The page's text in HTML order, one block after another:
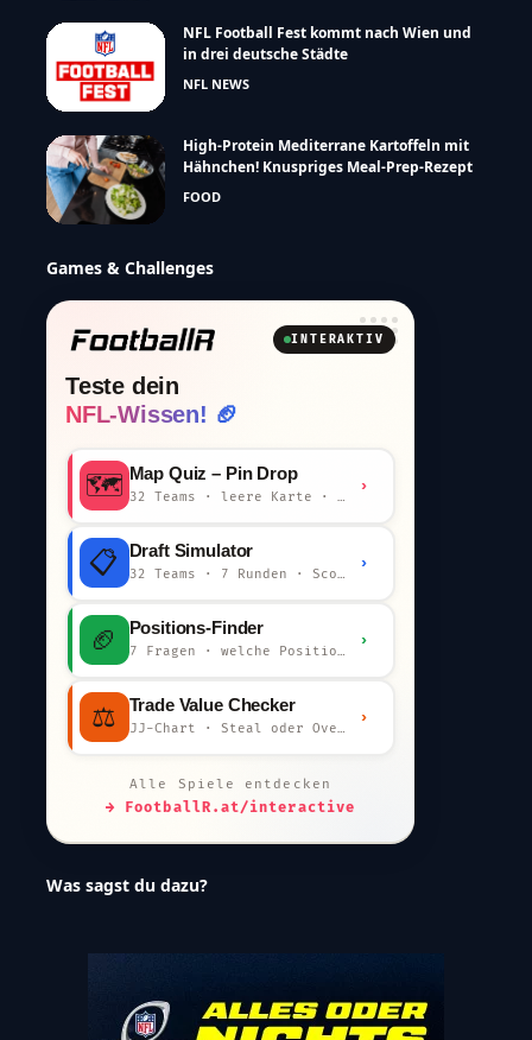
NFL Football Fest kommt nach Wien und
in drei deutsche Städte
NFL NEWS
High-Protein Mediterrane Kartoffeln mit
Hähnchen! Knuspriges Meal-Prep-Rezept
FOOD
Games & Challenges
INTERAKTIV
Teste dein
NFL-Wissen! 🏈
🗺️ Map Quiz – Pin Drop
32 Teams · leere Karte · km-Wertung
›
📋 Draft Simulator
32 Teams · 7 Runden · Scout-Kommentar
›
🏈 Positions-Finder
7 Fragen · welche Position bist du?
›
⚖️ Trade Value Checker
JJ-Chart · Steal oder Overpay?
›
Alle Spiele entdecken
→ FootballR.at/interactive
Was sagst du dazu?